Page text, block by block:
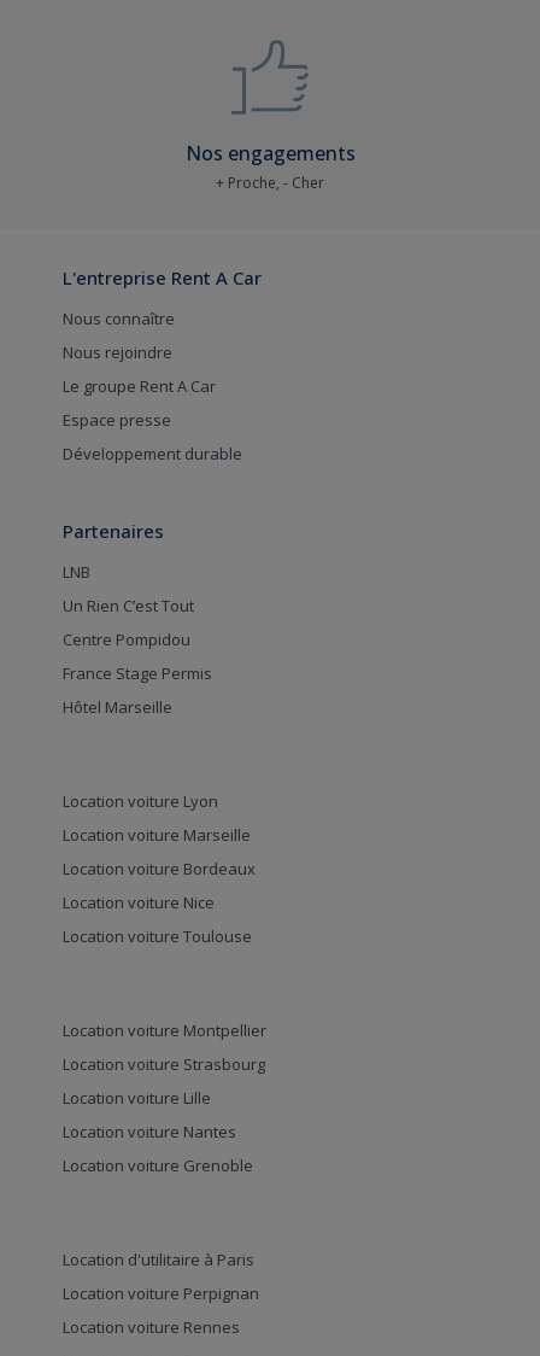
Nos engagements
+ Proche, - Cher
L'entreprise Rent A Car
Nous connaître
Nous rejoindre
Le groupe Rent A Car
Espace presse
Développement durable
Partenaires
LNB
Un Rien C’est Tout
Centre Pompidou
France Stage Permis
Hôtel Marseille
Location voiture Lyon
Location voiture Marseille
Location voiture Bordeaux
Location voiture Nice
Location voiture Toulouse
Location voiture Montpellier
Location voiture Strasbourg
Location voiture Lille
Location voiture Nantes
Location voiture Grenoble
Location d'utilitaire à Paris
Location voiture Perpignan
Location voiture Rennes